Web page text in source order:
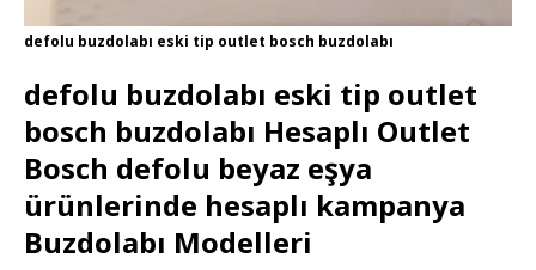
defolu buzdolabı eski tip outlet bosch buzdolabı
defolu buzdolabı eski tip outlet
bosch buzdolabı Hesaplı Outlet
Bosch defolu beyaz eşya
ürünlerinde hesaplı kampanya
Buzdolabı Modelleri